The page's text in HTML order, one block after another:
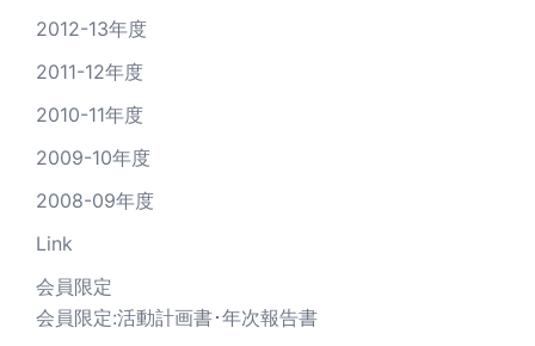
2012-13年度
2011-12年度
2010-11年度
2009-10年度
2008-09年度
Link
会員限定
会員限定:活動計画書･年次報告書